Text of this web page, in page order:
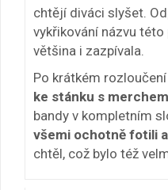
chtějí diváci slyšet.
vykřikování názvu
většina i zazpívala.
Po krátkém
ke stánku s merchem
bandy v kompletním
všemi ochotně fotili
chtěl, což bylo též